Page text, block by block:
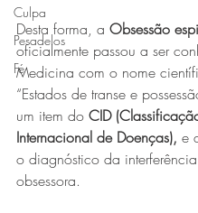
Culpa
Pesadelos
Fé
Desta forma, a Obsessão
oficialmente passou a ser
Medicina com o nome
“Estados de transe e
um item do CID
Internacional de Doenças), e
o diagnóstico da
obsessora.